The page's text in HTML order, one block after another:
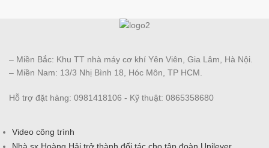
– Miền Bắc: Khu TT nhà máy cơ khí Yên Viên, Gia Lâm, Hà Nội.
– Miền Nam: 13/3 Nhị Bình 18, Hóc Môn, TP HCM.
Hỗ trợ đặt hàng: 0981418106 - Kỹ thuật: 0865358680
Video công trình